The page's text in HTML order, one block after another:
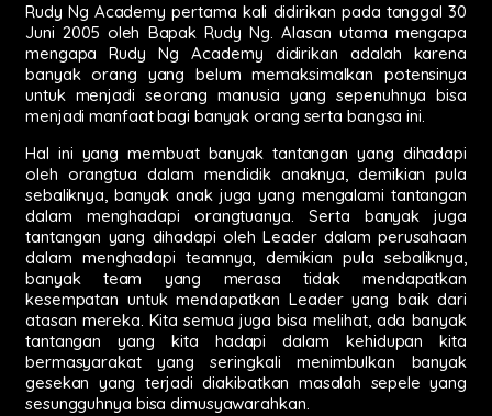
Rudy Ng Academy pertama kali didirikan pada tanggal 30
Juni 2005 oleh Bapak Rudy Ng. Alasan utama mengapa
mengapa Rudy Ng Academy didirikan adalah karena
banyak orang yang belum memaksimalkan potensinya
untuk menjadi seorang manusia yang sepenuhnya bisa
menjadi manfaat bagi banyak orang serta bangsa ini.
Hal ini yang membuat banyak tantangan yang dihadapi
oleh orangtua dalam mendidik anaknya, demikian pula
sebaliknya, banyak anak juga yang mengalami tantangan
dalam menghadapi orangtuanya. Serta banyak juga
tantangan yang dihadapi oleh Leader dalam perusahaan
dalam menghadapi teamnya, demikian pula sebaliknya,
banyak team yang merasa tidak mendapatkan
kesempatan untuk mendapatkan Leader yang baik dari
atasan mereka. Kita semua juga bisa melihat, ada banyak
tantangan yang kita hadapi dalam kehidupan kita
bermasyarakat yang seringkali menimbulkan banyak
gesekan yang terjadi diakibatkan masalah sepele yang
sesungguhnya bisa dimusyawarahkan.